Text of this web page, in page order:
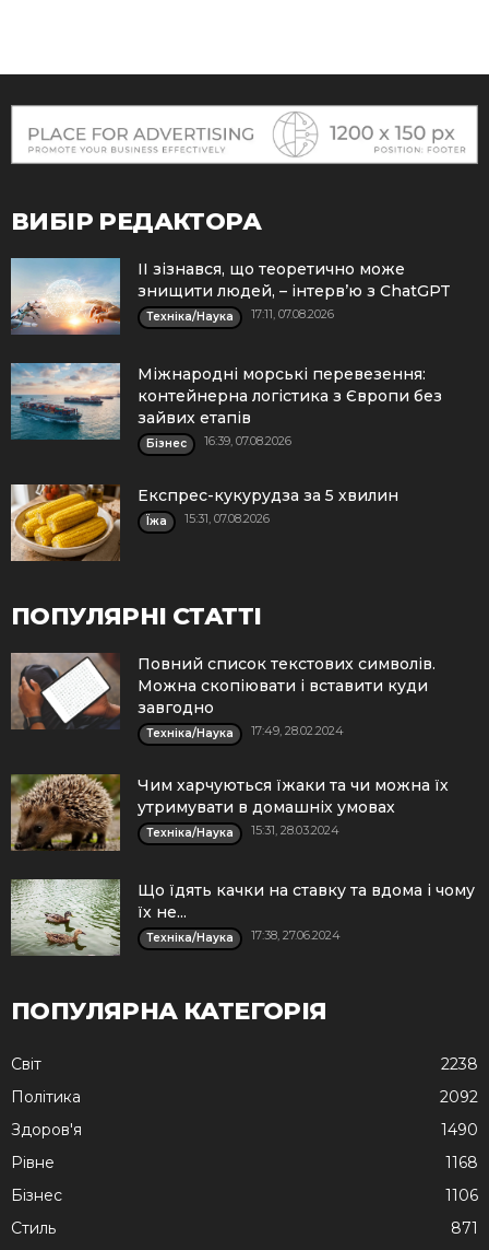
ВИБІР РЕДАКТОРА
ІІ зізнався, що теоретично може
знищити людей, – інтерв’ю з ChatGPT
Техніка/Наука 17:11, 07.08.2026
Міжнародні морські перевезення:
контейнерна логістика з Європи без
зайвих етапів
Бізнес 16:39, 07.08.2026
Експрес-кукурудза за 5 хвилин
Їжа 15:31, 07.08.2026
ПОПУЛЯРНІ СТАТТІ
Повний список текстових символів.
Можна скопіювати і вставити куди
завгодно
Техніка/Наука 17:49, 28.02.2024
Чим харчуються їжаки та чи можна їх
утримувати в домашніх умовах
Техніка/Наука 15:31, 28.03.2024
Що їдять качки на ставку та вдома і чому
їх не...
Техніка/Наука 17:38, 27.06.2024
ПОПУЛЯРНА КАТЕГОРІЯ
Cвіт
2238
Політика
2092
Здоров'я
1490
Рівне
1168
Бізнес
1106
Стиль
871